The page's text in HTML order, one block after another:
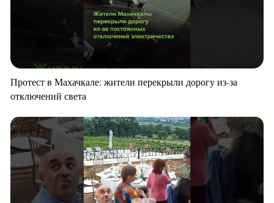
Протест в Махачкале: жители перекрыли дорогу из-за
отключений света